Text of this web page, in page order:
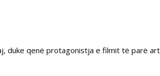
duke qenë protagonistja e filmit të parë